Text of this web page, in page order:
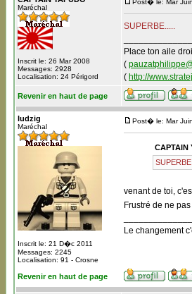
Maréchal
Inscrit le: 26 Mar 2008
Messages: 2928
Localisation: 24 Périgord
Post� le: Mar
SUPERBE.....
Place ton aile
(
( http://
Revenir en haut de page
ludzig
Maréchal
Inscrit le: 21 D�c 2011
Messages: 2245
Localisation: 91 - Crosne
Post� le: Mar
CAPTAIN
venant de toi,
Frustré de ne pas
Le changement
Revenir en haut de page